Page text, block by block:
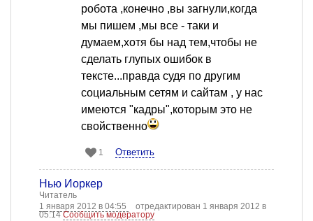
робота ,конечно ,вы загнули,когда
мы пишем ,мы все - таки и
думаем,хотя бы над тем,чтобы не
сделать глупых ошибок в
тексте...правда судя по другим
социальным сетям и сайтам , у нас
имеются "кадры",которым это не
свойственно
1 Ответить
Нью Йоркер
Читатель
1 января 2012 в 04:55
отредактирован 1 января 2012 в
05:14Сообщить модератору